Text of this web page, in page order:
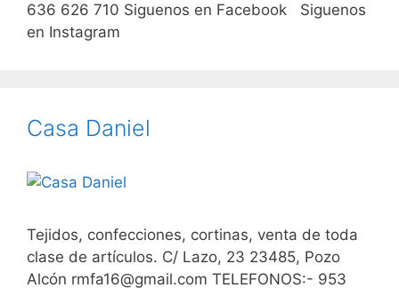
636 626 710 Siguenos en Facebook Siguenos
en Instagram
Casa Daniel
Tejidos, confecciones, cortinas, venta de toda
clase de artículos. C/ Lazo, 23 23485, Pozo
Alcón rmfa16@gmail.com TELEFONOS:- 953